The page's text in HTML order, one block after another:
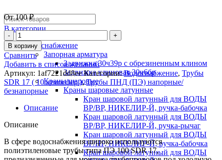
В категории
Водоснабжение
Запорная арматура
Задвижка 30ч39р с обрезиненным клином
Задвижка клиновая 30ч6бр
Краны шаровые
Краны шаровые латунные
Кран шаровой латунный для ВОДЫ
ВР/ВР, НИКЕЛИР-Й, ручка-бабочка
Кран шаровой латунный для ВОДЫ
ВР/ВР, НИКЕЛИР-Й, ручка-рычаг
Кран шаровой латунный для ВОДЫ
ВР/НР, НИКЕЛИР-Й, ручка-бабочка
Кран шаровой латунный для ВОДЫ
От100₽
В корзину
Сравнить
Добавить в список желаний
Артикул: 1af7221dd8eeКатегории: Водоснабжение, Трубы
SDR 17 ( 10 атмосфер ), Трубы ПНД (ПЭ) напорные/
безнапорные
Описание
Описание
В сфере водоснабжения широко используются
полиэтиленовые трубы типа ПЭ 100 SDR 17,